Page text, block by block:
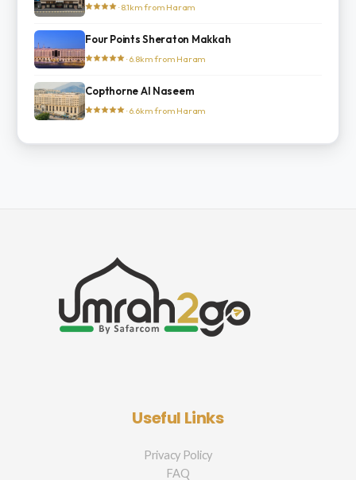
· 8.1km from Haram
Four Points Sheraton Makkah
· 6.8km from Haram
Copthorne Al Naseem
· 6.6km from Haram
Useful Links
Privacy Policy
FAQ